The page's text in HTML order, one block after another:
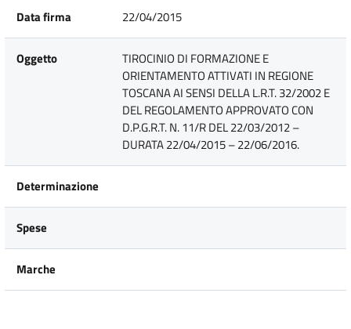
Data firma 22/04/2015
Oggetto
TIROCINIO DI FORMAZIONE E
ORIENTAMENTO ATTIVATI IN REGIONE
TOSCANA AI SENSI DELLA L.R.T. 32/2002 E
DEL REGOLAMENTO APPROVATO CON
D.P.G.R.T. N. 11/R DEL 22/03/2012 –
DURATA 22/04/2015 – 22/06/2016.
Determinazione
Spese
Marche